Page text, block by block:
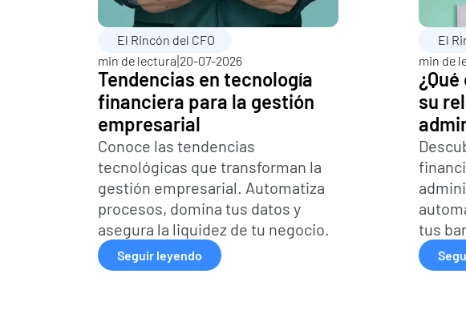
El Rincón del CFO
min de lectura|20-07-2026
Tendencias en tecnología
financiera para la gestión
empresarial
Conoce las tendencias
tecnológicas que transforman la
gestión empresarial. Automatiza
procesos, domina tus datos y
asegura la liquidez de tu negocio.
Seguir leyendo
El
min de
su
tus